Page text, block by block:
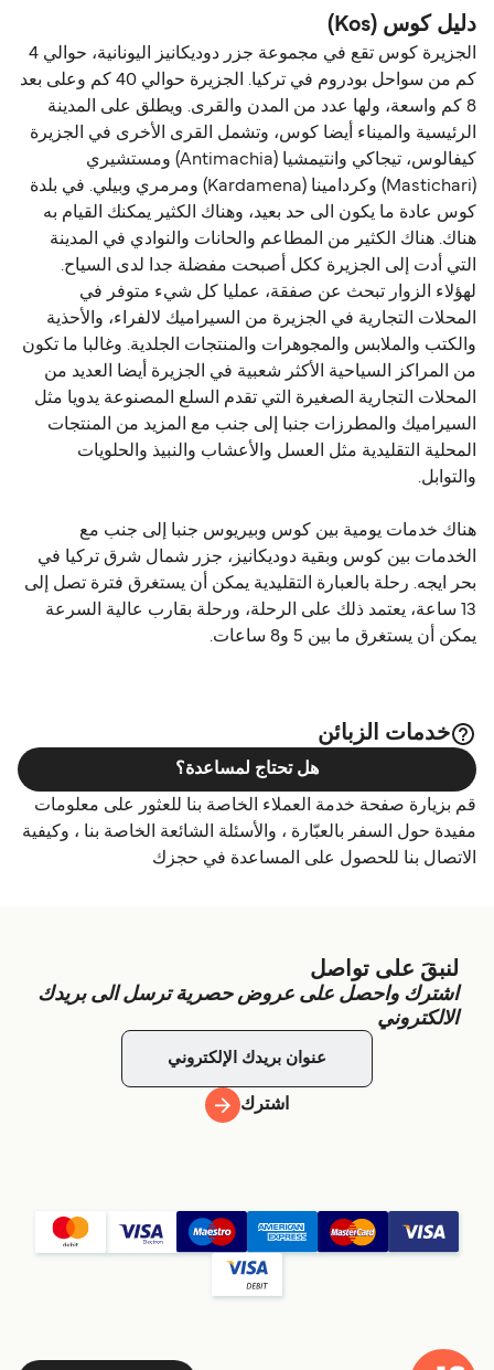
دليل كوس (Kos)
الجزيرة كوس تقع في مجموعة جزر دوديكانيز اليونانية، حوالي 4
كم من سواحل بودروم في تركيا. الجزيرة حوالي 40 كم وعلى بعد
8 كم واسعة، ولها عدد من المدن والقرى. ويطلق على المدينة
الرئيسية والميناء أيضا كوس، وتشمل القرى الأخرى في الجزيرة
كيفالوس، تيجاكي وانتيمشيا (Antimachia) ومستشيري
(Mastichari) وكردامينا (Kardamena) ومرمري وبيلي. في بلدة
كوس عادة ما يكون الى حد بعيد، وهناك الكثير يمكنك القيام به
هناك. هناك الكثير من المطاعم والحانات والنوادي في المدينة
التي أدت إلى الجزيرة ككل أصبحت مفضلة جدا لدى السياح.
لهؤلاء الزوار تبحث عن صفقة، عمليا كل شيء متوفر في
المحلات التجارية في الجزيرة من السيراميك لالفراء، والأحذية
والكتب والملابس والمجوهرات والمنتجات الجلدية. وغالبا ما تكون
من المراكز السياحية الأكثر شعبية في الجزيرة أيضا العديد من
المحلات التجارية الصغيرة التي تقدم السلع المصنوعة يدويا مثل
السيراميك والمطرزات جنبا إلى جنب مع المزيد من المنتجات
المحلية التقليدية مثل العسل والأعشاب والنبيذ والحلويات
والتوابل.
هناك خدمات يومية بين كوس وبيريوس جنبا إلى جنب مع
الخدمات بين كوس وبقية دوديكانيز، جزر شمال شرق تركيا في
بحر ايجه. رحلة بالعبارة التقليدية يمكن أن يستغرق فترة تصل إلى
13 ساعة، يعتمد ذلك على الرحلة، ورحلة بقارب عالية السرعة
يمكن أن يستغرق ما بين 5 و8 ساعات.
خدمات الزبائن
قم بزيارة صفحة خدمة العملاء الخاصة بنا للعثور على معلومات
مفيدة حول السفر بالعبّارة ، والأسئلة الشائعة الخاصة بنا ، وكيفية
الاتصال بنا للحصول على المساعدة في حجزك
هل تحتاج لمساعدة؟
لنبقَ على تواصل
اشترك واحصل على عروض حصرية ترسل الى بريدك
الالكتروني
اشترك